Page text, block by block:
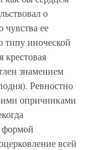
о
чувства ее
типу иноческой
знамением
Ревностно
опричниками
формой
всей